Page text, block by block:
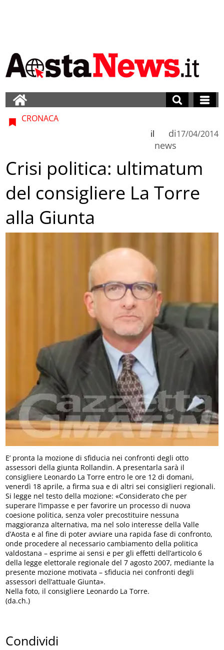
CRONACA
di
news
il 17/04/2014
Crisi politica: ultimatum
del consigliere La Torre
alla Giunta
E’ pronta la mozione di sfiducia nei confronti degli otto
assessori della giunta Rollandin. A presentarla sarà il
consigliere Leonardo La Torre entro le ore 12 di domani,
venerdì 18 aprile, a firma sua e di altri sei consiglieri regionali.
Si legge nel testo della mozione: «Considerato che per
superare l’impasse e per favorire un processo di nuova
coesione politica, senza voler precostituire nessuna
maggioranza alternativa, ma nel solo interesse della Valle
d’Aosta e al fine di poter avviare una rapida fase di confronto,
onde procedere al necessario cambiamento della politica
valdostana – esprime ai sensi e per gli effetti dell’articolo 6
della legge elettorale regionale del 7 agosto 2007, mediante la
presente mozione motivata – sfiducia nei confronti degli
assessori dell’attuale Giunta».
Nella foto, il consigliere Leonardo La Torre.
(da.ch.)
Condividi